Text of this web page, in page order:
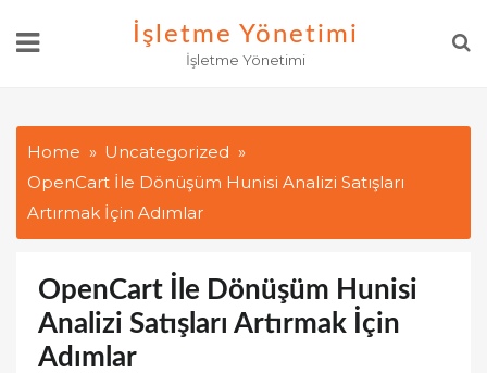
İşletme Yönetimi
İşletme Yönetimi
Home
Uncategorized
OpenCart İle Dönüşüm Hunisi Analizi Satışları
Artırmak İçin Adımlar
OpenCart İle Dönüşüm Hunisi
Analizi Satışları Artırmak İçin
Adımlar